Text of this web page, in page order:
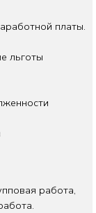
платы.
льготы
работа,